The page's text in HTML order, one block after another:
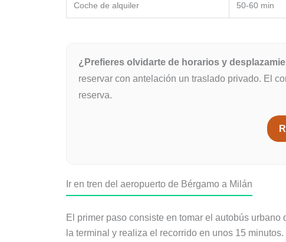
Coche de alquiler 50-60 min
¿Prefieres olvidarte de horarios y
reservar con antelación un traslado privado. El
reserva.
Ir en tren del aeropuerto de Bérgamo a Milán
El primer paso consiste en tomar el autobús
la terminal y realiza el recorrido en unos 15